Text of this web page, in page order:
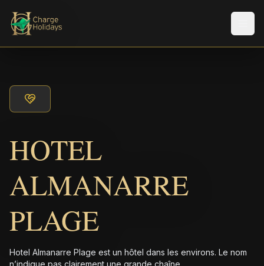
HOTEL
ALMANARRE
PLAGE
Hotel Almanarre Plage est un hôtel dans les environs. Le nom
n’indique pas clairement une grande chaîne,